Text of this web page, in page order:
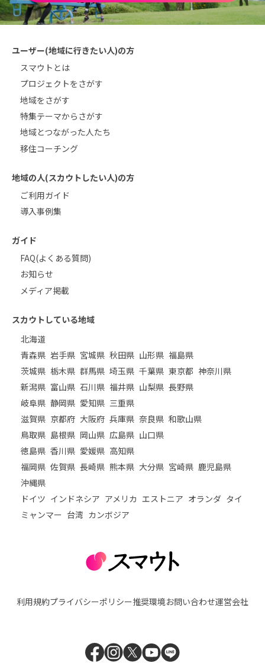
ユーザー(地域に行きたい人)の方
スマウトとは
プロジェクトをさがす
地域をさがす
特集テーマからさがす
地域とつながった人たち
移住コーチング
地域の人(スカウトしたい人)の方
ご利用ガイド
導入事例集
ガイド
FAQ(よくある質問)
お知らせ
メディア掲載
スカウトしている地域
北海道
青森県 岩手県 宮城県 秋田県 山形県 福島県
茨城県 栃木県 群馬県 埼玉県 千葉県 東京都 神奈川県
新潟県 富山県 石川県 福井県 山梨県 長野県
岐阜県 静岡県 愛知県 三重県
滋賀県 京都府 大阪府 兵庫県 奈良県 和歌山県
鳥取県 島根県 岡山県 広島県 山口県
徳島県 香川県 愛媛県 高知県
福岡県 佐賀県 長崎県 熊本県 大分県 宮崎県 鹿児島県
沖縄県
ドイツ インドネシア アメリカ エストニア オランダ タイ
ミャンマー 台湾 カンボジア
利用規約プライバシーポリシー推奨環境お問い合わせ運営会社